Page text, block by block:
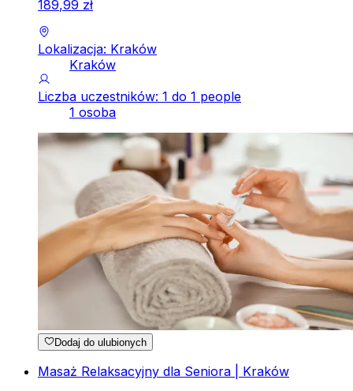
189,99 zł
Lokalizacja: Kraków
Kraków
Liczba uczestników: 1 do 1 people
1 osoba
Dodaj do ulubionych
Masaż Relaksacyjny dla Seniora | Kraków